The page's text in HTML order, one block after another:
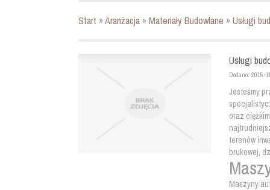
Start »Aranżacja »Materiały Budowlane »Usługi
Usługi
Dodano: 2015-
Jesteśmy
oraz
terenów
brukowej,
Maszyny